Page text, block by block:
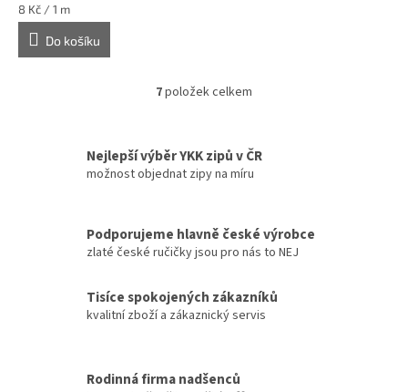
Měrná
cena:
8 Kč / 1 m
Do košíku
O
á
d
a
p
r
k
y
v
i
7položek celkem
Nejlepší výběr YKK zipů v ČR
možnost objednat zipy na míru
Podporujeme hlavně české výrobce
zlaté české ručičky jsou pro nás to NEJ
Tisíce spokojených zákazníků
kvalitní zboží a zákaznický servis
Rodinná firma nadšenců